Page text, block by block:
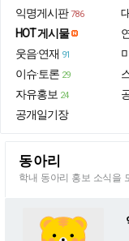
익명게시판 786
HOT 게시물
웃음·연재 91
이슈·토론 29
자유홍보 24
공개일기장
동아리
학내 동아리 홍보 소식을